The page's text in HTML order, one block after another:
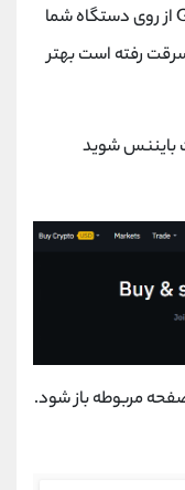
از روی دستگاه شما
رفته است بهتر
بایننس شوید
مربوطه باز شود.